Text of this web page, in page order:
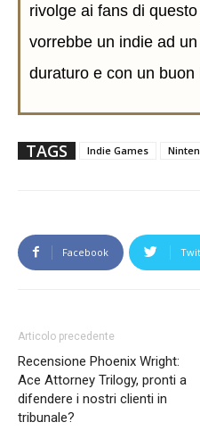
rivolge ai fans di
vorrebbe un indie ad
duraturo e con un buon
TAGS Indie Games
Facebook
Articolo precedente
Recensione Phoenix Wright:
Ace Attorney Trilogy, pronti a
difendere i nostri clienti in
tribunale?